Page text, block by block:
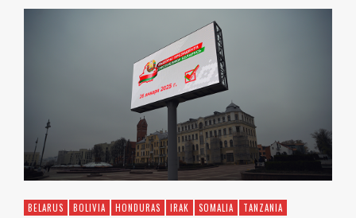
BELARUS BOLIVIA HONDURAS IRAK SOMALIA TANZANIA